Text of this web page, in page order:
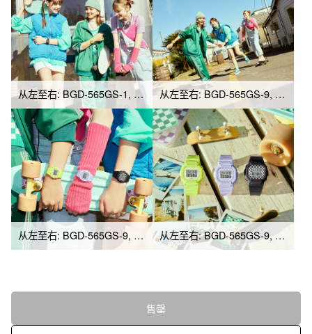
从左至右: BGD-565GS-1, BGD-565GS-9, BGD-565GS-6 从左至右: BGD-565GS-9, BGD-565GS-1, BGD-565GS-6
从左至右: BGD-565GS-9, BGD-565GS-6, BGD-565GS-1 从左至右: BGD-565GS-9, BGD-565GS-6, BGD-565GS-1
售罄